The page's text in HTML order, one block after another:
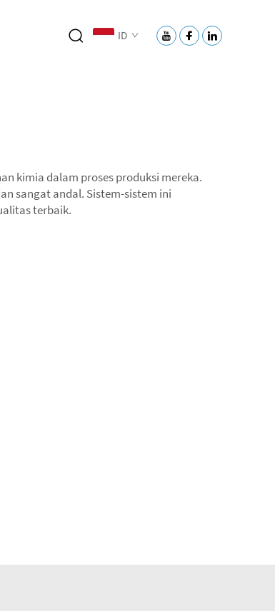
ID
kimia dalam proses produksi mereka.
sangat andal. Sistem-sistem ini
terbaik.